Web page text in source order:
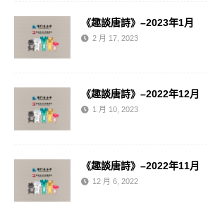
《趣談唐詩》–2023年1月
2 月 17, 2023
《趣談唐詩》–2022年12月
1 月 10, 2023
《趣談唐詩》–2022年11月
12 月 6, 2022